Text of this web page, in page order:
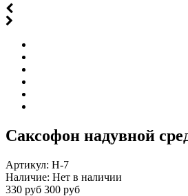
Саксофон надувной
Артикул: Н-7
Наличие: Нет в наличии
330 руб 300 руб